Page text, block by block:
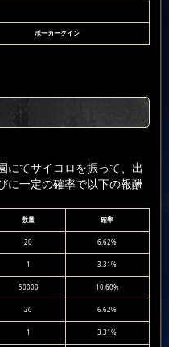
ポーカークイン
にてサイコロを振って、出
に一定の確率で以下の報酬
数量 確率
20 6.62%
1 3.31%
50000 10.60%
20 6.62%
1 3.31%